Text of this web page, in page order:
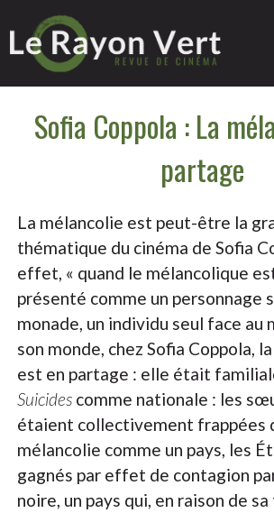
Sofia Coppola : La
partage
La mélancolie est peut-être la
thématique du cinéma de Sofia
effet, « quand le mélancolique
présenté comme un personnage
monade, un individu seul face au
son monde, chez Sofia Coppola,
est en partage : elle était
Suicides comme nationale : les
étaient collectivement frappées
mélancolie comme un pays, les
gagnés par effet de contagion
noire, un pays qui, en raison de